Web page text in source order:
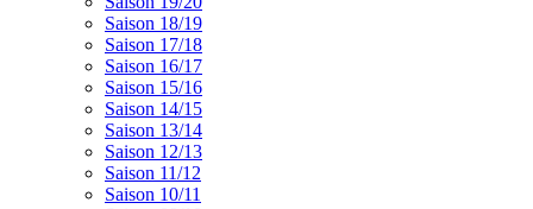
Saison 18/19
Saison 17/18
Saison 16/17
Saison 15/16
Saison 14/15
Saison 13/14
Saison 12/13
Saison 11/12
Saison 10/11